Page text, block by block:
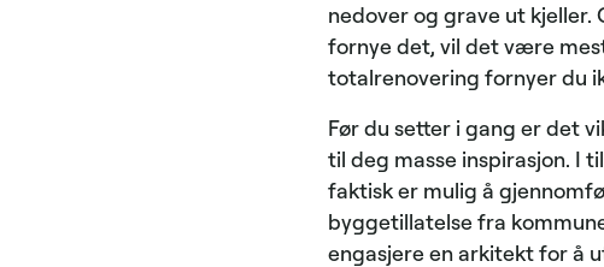
nedover og grave ut kjeller.
fornye det, vil det være
totalrenovering fornyer du
Før du setter i gang er det
til deg masse inspirasjon. I
faktisk er mulig å
byggetillatelse fra
engasjere en arkitekt for å